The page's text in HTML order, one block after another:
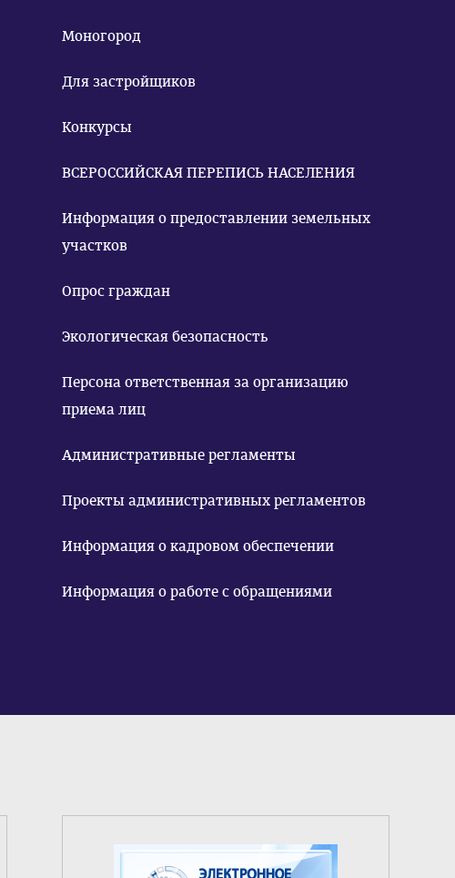
Моногород
Для застройщиков
Конкурсы
ВСЕРОССИЙСКАЯ ПЕРЕПИСЬ НАСЕЛЕНИЯ
Информация о предоставлении земельных
участков
Опрос граждан
Экологическая безопасность
Персона ответственная за организацию
приема лиц
Административные регламенты
Проекты административных регламентов
Информация о кадровом обеспечении
Информация о работе с обращениями